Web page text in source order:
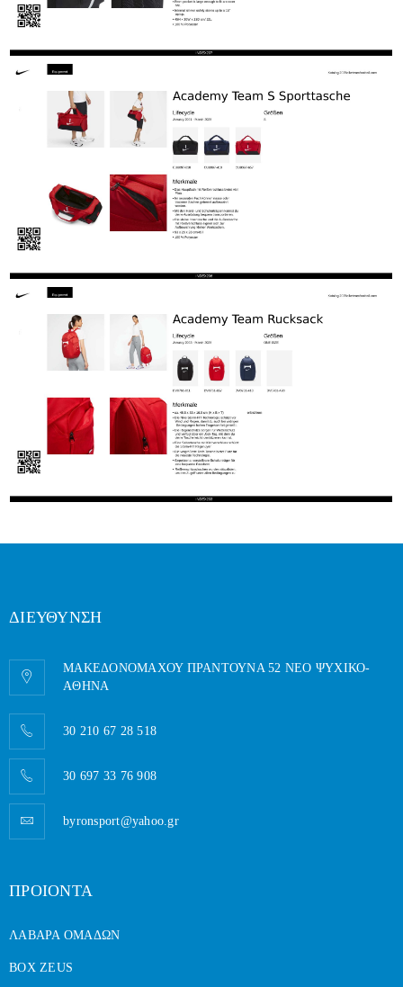
ΔΙΕΥΘΥΝΣΗ
ΜΑΚΕΔΟΝΟΜΑΧΟΥ ΠΡΑΝΤΟΥΝΑ 52 ΝΕΟ ΨΥΧΙΚΟ-
AΘΗΝΑ
30 210 67 28 518
30 697 33 76 908
byronsport@yahoo.gr
ΠΡΟΙΟΝΤΑ
ΛΑΒΑΡΑ ΟΜΑΔΩΝ
BOX ZEUS